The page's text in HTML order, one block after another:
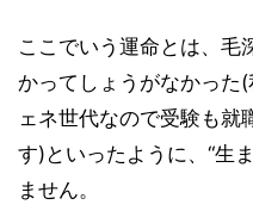
ここでいう運命とは、毛
かってしょうがなかった
ェネ世代なので受験も就
す)といったように、“生
ません。